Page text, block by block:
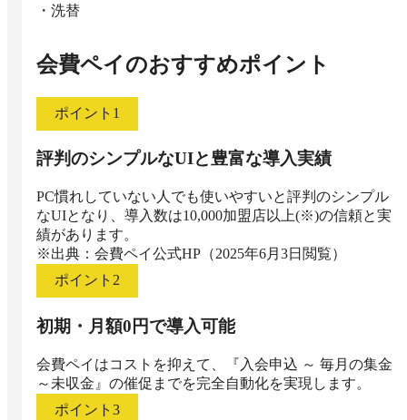
・洗替
会費ペイのおすすめポイント
ポイント 1
評判のシンプルなUIと豊富な導入実績
PC慣れしていない人でも使いやすいと評判のシンプル
なUIとなり、導入数は10,000加盟店以上(※)の信頼と実
績があります。
※出典：会費ペイ公式HP（2025年6月3日閲覧）
ポイント 2
初期・月額0円で導入可能
会費ペイはコストを抑えて、『入会申込 ～ 毎月の集金
～未収金』の催促までを完全自動化を実現します。
ポイント 3